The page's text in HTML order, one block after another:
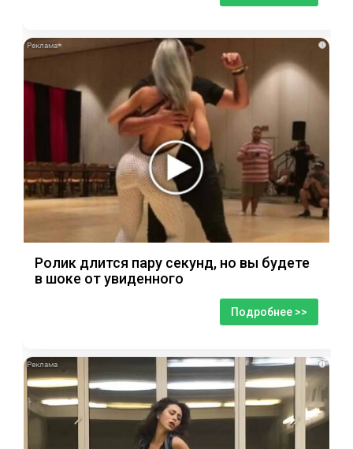
i
Ролик длится пару секунд, но вы будете
в шоке от увиденного
Подробнее >>
i